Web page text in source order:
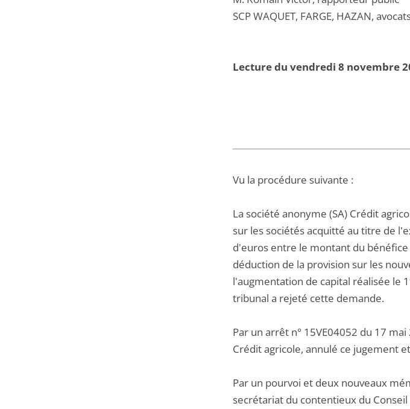
SCP WAQUET, FARGE, HAZAN,
Lecture du vendredi 8 novembre
Vu la procédure suivante :
La société anonyme (SA) Crédit
sur les sociétés acquitté au titre de
d'euros entre le montant du
déduction de la provision sur les
l'augmentation de capital réalisée le
tribunal a rejeté cette demande.
Par un arrêt n° 15VE04052 du 17
Crédit agricole, annulé ce jugement
Par un pourvoi et deux nouveaux
secrétariat du contentieux du